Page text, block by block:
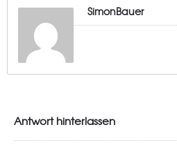
SimonBauer
Antwort hinterlassen